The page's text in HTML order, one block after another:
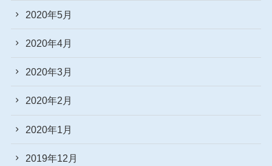
2020年5月
2020年4月
2020年3月
2020年2月
2020年1月
2019年12月